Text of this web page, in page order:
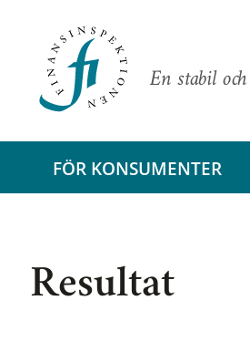
En stabil
FÖR KONSUMENTER
Resultat